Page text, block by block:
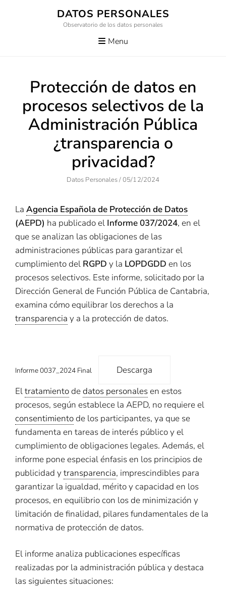
DATOS PERSONALES
Observatorio de los datos personales
Menu
Protección de datos en
procesos selectivos de la
Administración Pública
¿transparencia o
privacidad?
Author
Datos Personales/Posted
05/12/2024
La Agencia Española de Protección de Datos
(AEPD) ha publicado el Informe 037/2024, en el
que se analizan las obligaciones de las
administraciones públicas para garantizar el
cumplimiento del RGPD y la LOPDGDD en los
procesos selectivos. Este informe, solicitado por la
Dirección General de Función Pública de Cantabria,
examina cómo equilibrar los derechos a la
transparencia y a la protección de datos.
Informe 0037_2024 Final
Descarga
Eltratamientodedatos personalesen estos
procesos, según establece la AEPD, no requiere el
consentimientode los participantes, ya que se
fundamenta en tareas de interés público y el
cumplimiento de obligaciones legales. Además, el
informe pone especial énfasis en los principios de
publicidad ytransparencia, imprescindibles para
garantizar la igualdad, mérito y capacidad en los
procesos, en equilibrio con los de minimización y
limitación de finalidad, pilares fundamentales de la
normativa de protección de datos.
El informe analiza publicaciones específicas
realizadas por la administración pública y destaca
las siguientes situaciones: